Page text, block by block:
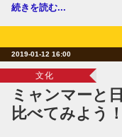
続きを読む...
2019-01-12 16:00
文化
ミャンマーと
比べてみよう